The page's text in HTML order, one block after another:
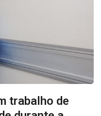
trabalho de